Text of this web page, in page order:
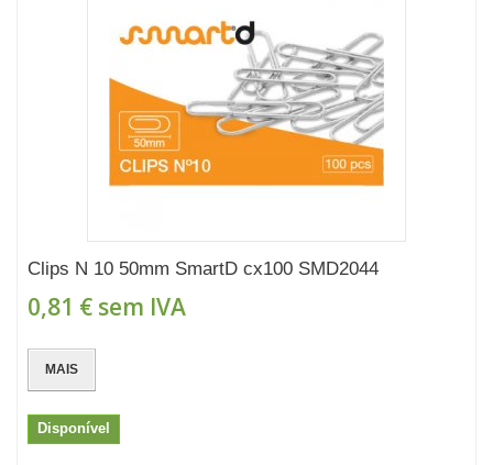
Clips N 10 50mm SmartD cx100 SMD2044
0,81 € sem IVA
MAIS
Disponível